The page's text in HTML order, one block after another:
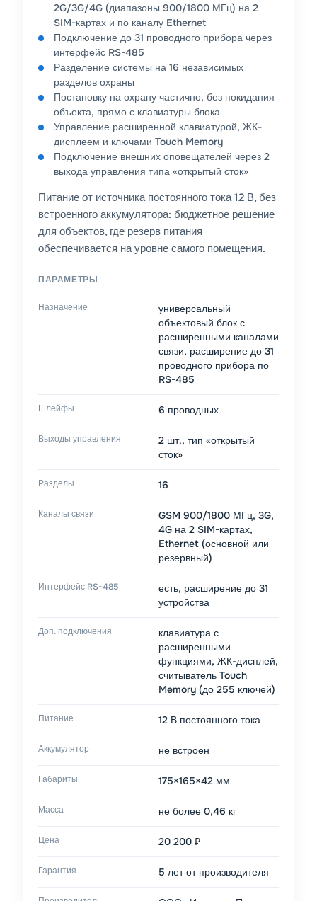
2G/3G/4G (диапазоны 900/1800 МГц) на 2
SIM-картах и по каналу Ethernet
Подключение до 31 проводного прибора через
интерфейс RS-485
Разделение системы на 16 независимых
разделов охраны
Постановку на охрану частично, без покидания
объекта, прямо с клавиатуры блока
Управление расширенной клавиатурой, ЖК-
дисплеем и ключами Touch Memory
Подключение внешних оповещателей через 2
выхода управления типа «открытый сток»
Питание от источника постоянного тока 12 В, без
встроенного аккумулятора: бюджетное решение
для объектов, где резерв питания
обеспечивается на уровне самого помещения.
ПАРАМЕТРЫ
Назначение
универсальный
объектовый блок с
расширенными каналами
связи, расширение до 31
проводного прибора по
RS-485
Шлейфы 6 проводных
Выходы управления
2 шт., тип «открытый
сток»
Разделы 16
Каналы связи
GSM 900/1800 МГц, 3G,
4G на 2 SIM-картах,
Ethernet (основной или
резервный)
Интерфейс RS-485
есть, расширение до 31
устройства
Доп. подключения
клавиатура с
расширенными
функциями, ЖК-дисплей,
считыватель Touch
Memory (до 255 ключей)
Питание 12 В постоянного тока
Аккумулятор не встроен
Габариты 175×165×42 мм
Масса не более 0,46 кг
Цена 20 200 ₽
Гарантия 5 лет от производителя